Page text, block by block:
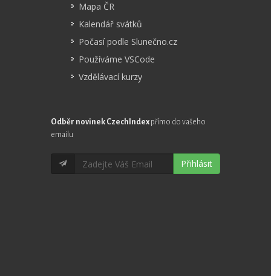
Mapa ČR
Kalendář svátků
Počasí podle Slunečno.cz
Používáme VSCode
Vzdělávací kurzy
Odběr novinek CzechIndex přímo do vašeho
emailu
Přihlásit